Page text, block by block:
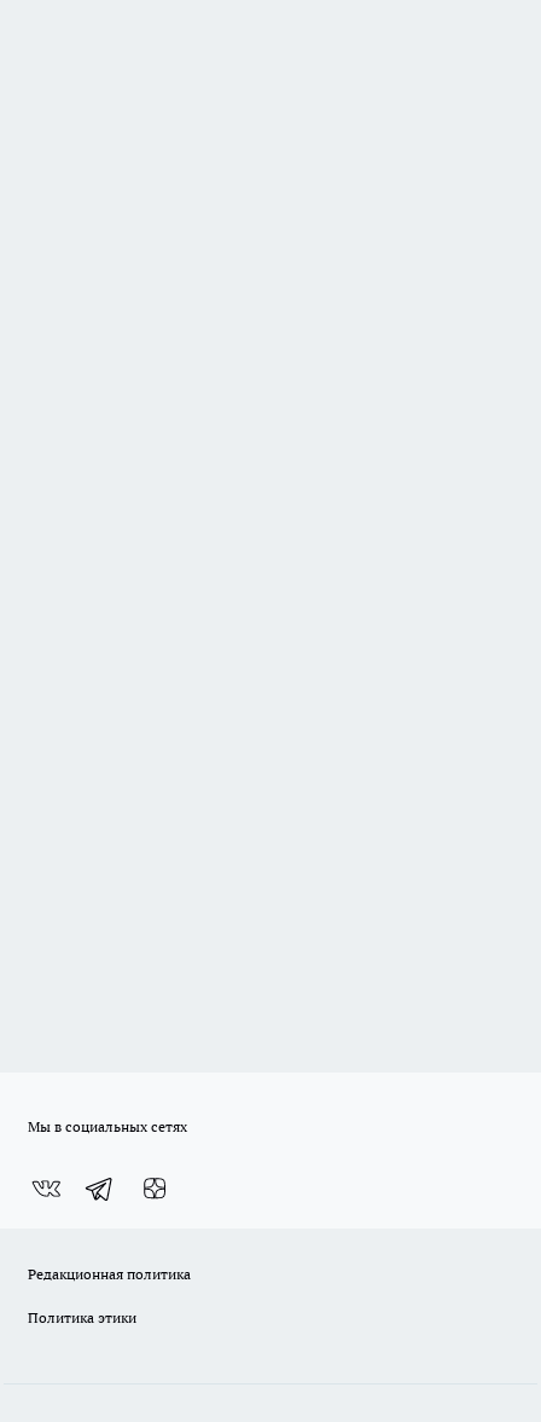
Мы в социальных сетях
Редакционная политика
Политика этики